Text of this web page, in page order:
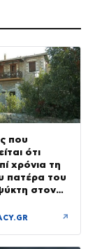
που
ότι
χρόνια τη
πατέρα του
στον
στους
↗